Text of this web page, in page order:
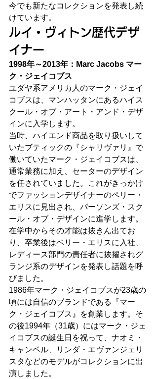
今でも新たなコレクションを発表し続
けています。
ルイ・ヴィトン歴代デザ
イナー
1998年～2013年：Marc Jacobs マー
ク・ジェイコブス
ユダヤ系アメリカ人のマーク・ジェイ
コブスは、マンハッタンにあるハイス
クール・オブ・アート・アンド・デザ
インに入学します。
当時、ハイエンド商品を取り扱いして
いたブティックの『シャリヴァリ』で
働いていたマーク・ジェイコブスは、
通常業務に加え、セーターのデザイン
を任されていました。これがきっかけ
でファッションデザイナーのペリー・
エリスに見出され、パーソンズ・スク
ール・オブ・デザインに進学します。
在学中からその才能は抜きん出てお
り、卒業後はペリー・エリスに入社、
レディース部門の責任者に抜擢されグ
ランジ系のデザインを発表し話題を呼
びました。
1986年マーク・ジェイコブスが23歳の
頃には自信のブランドである『マー
ク・ジェイコブス』を創業します。そ
の後1994年（31歳）にはマーク・ジェ
イコブスの誕生日を祝って、ナオミ・
キャンベル、リンダ・エヴァンジェリ
スタなどのモデルがコレクションに出
演しました。